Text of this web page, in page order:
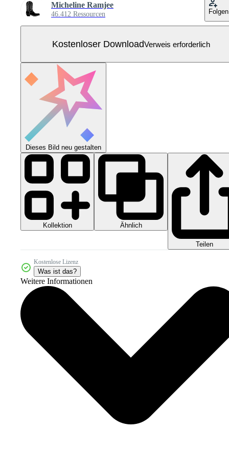
Micheline Ramjee
46.412 Ressourcen Folgen
Kostenloser DownloadVerweis erforderlich
Dieses Bild neu gestalten
Kollektion Ähnlich
Teilen
Kostenlose Lizenz
Was ist das?
Weitere Informationen